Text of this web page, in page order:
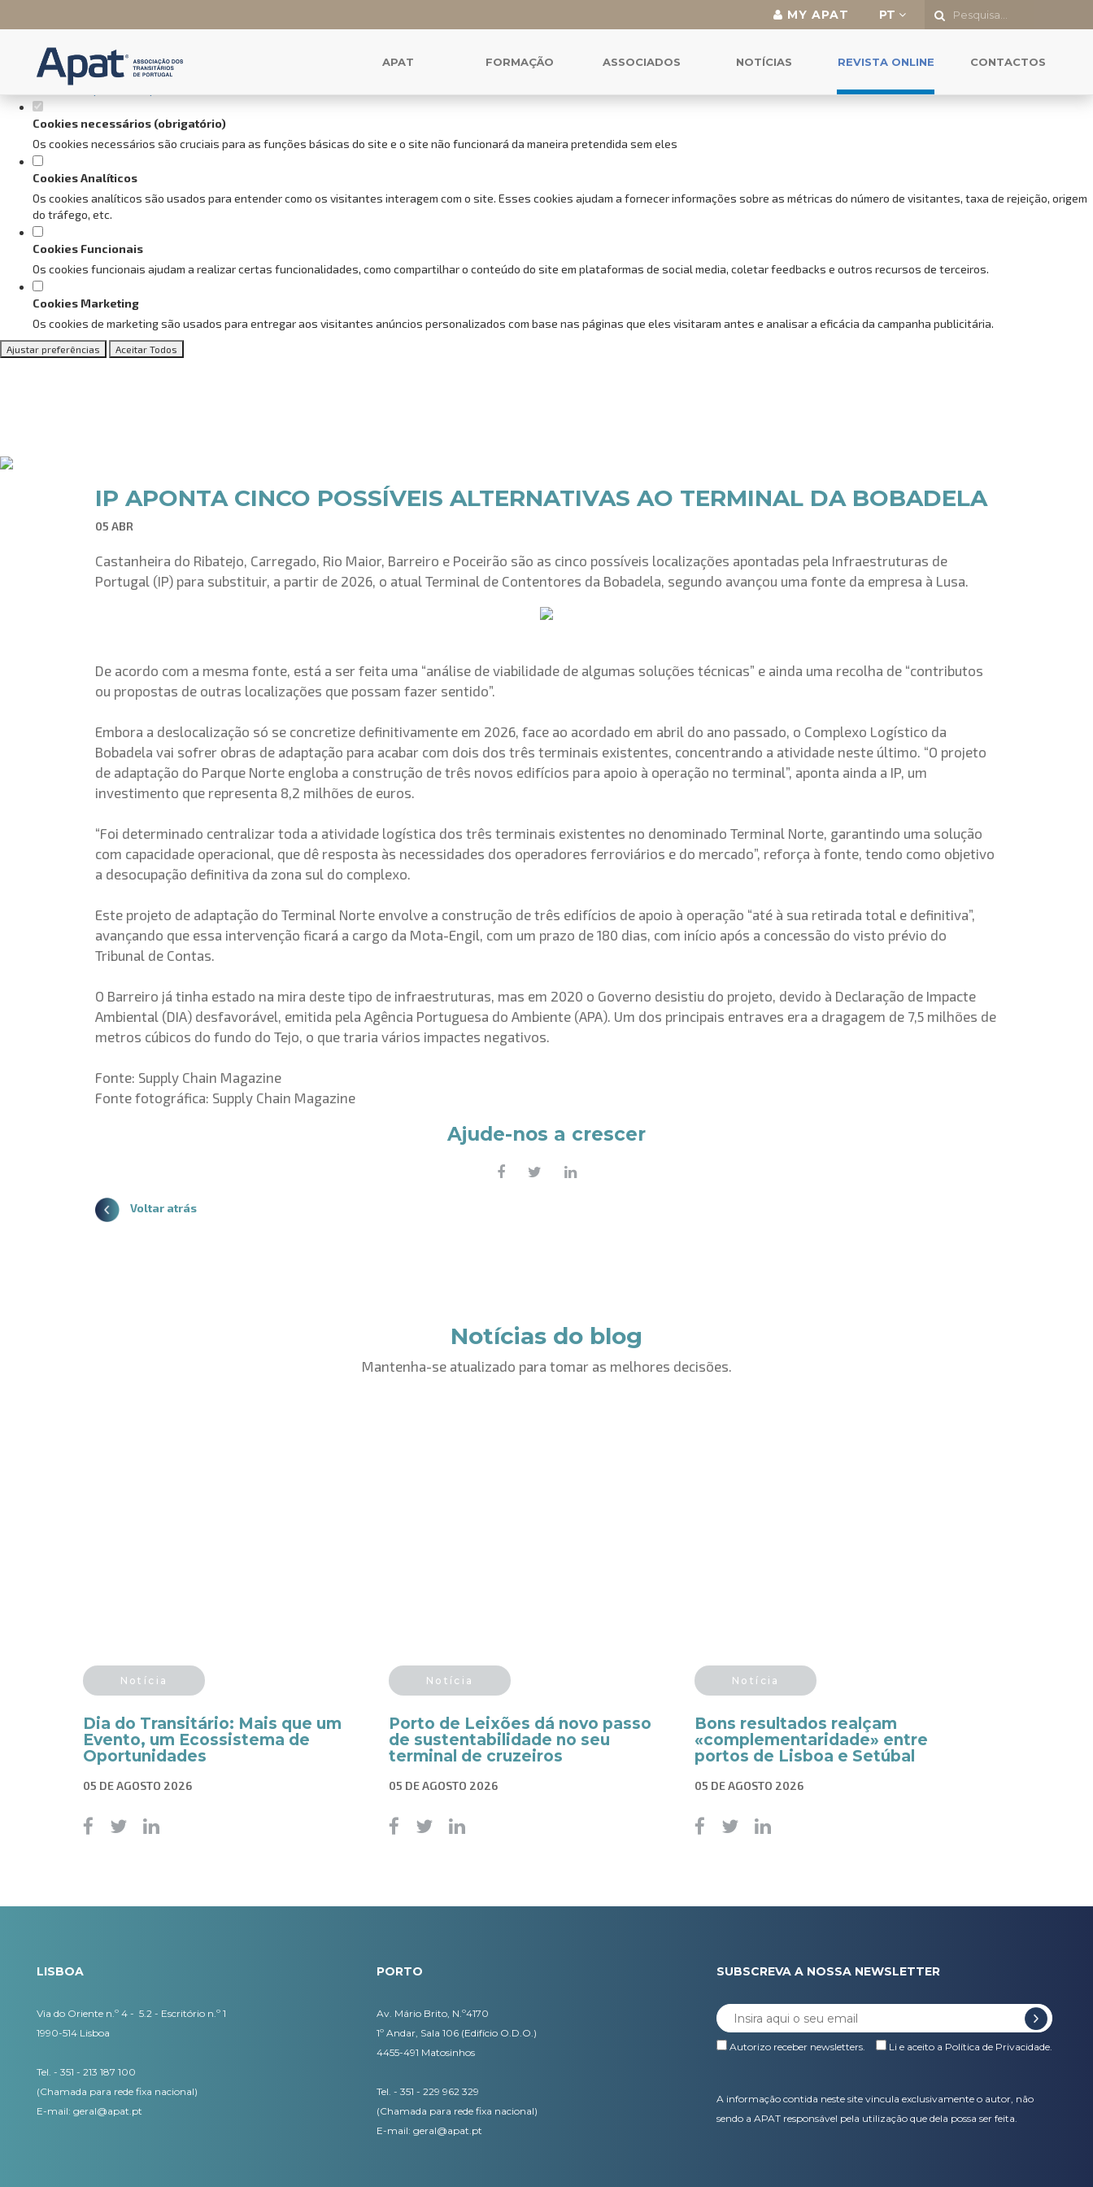
Defina as suas preferências de cookies para este website.
Este website utiliza cookies estritamente necessários, analíticos e funcionais, para lhe oferecer uma boa experiência de navegação e acesso a todas as funcionalidades.
Consulte a nossa
Cookies necessários (obrigatório)
Os cookies necessários são cruciais para as funções básicas do site e o site não funcionará da maneira pretendida sem eles
Cookies Analíticos
Os cookies analíticos são usados para entender como os visitantes interagem com o site. Esses cookies ajudam a fornecer informações sobre as métricas do número de visitantes, taxa de rejeição, origem
do tráfego, etc.
Cookies Funcionais
Os cookies funcionais ajudam a realizar certas funcionalidades, como compartilhar o conteúdo do site em plataformas de social media, coletar feedbacks e outros recursos de terceiros.
Cookies Marketing
Os cookies de marketing são usados para entregar aos visitantes anúncios personalizados com base nas páginas que eles visitaram antes e analisar a eficácia da campanha publicitária.
Ajustar preferências Aceitar Todos
MY APAT PT
APAT FORMAÇÃO ASSOCIADOS NOTÍCIAS REVISTA ONLINE CONTACTOS
IP APONTA CINCO POSSÍVEIS ALTERNATIVAS AO TERMINAL DA BOBADELA
05 ABR
Castanheira do Ribatejo, Carregado, Rio Maior, Barreiro e Poceirão são as cinco possíveis localizações apontadas pela Infraestruturas de
Portugal (IP) para substituir, a partir de 2026, o atual Terminal de Contentores da Bobadela, segundo avançou uma fonte da empresa à Lusa.
De acordo com a mesma fonte, está a ser feita uma “análise de viabilidade de algumas soluções técnicas” e ainda uma recolha de “contributos
ou propostas de outras localizações que possam fazer sentido”.
Embora a deslocalização só se concretize definitivamente em 2026, face ao acordado em abril do ano passado, o Complexo Logístico da
Bobadela vai sofrer obras de adaptação para acabar com dois dos três terminais existentes, concentrando a atividade neste último. “O projeto
de adaptação do Parque Norte engloba a construção de três novos edifícios para apoio à operação no terminal”, aponta ainda a IP, um
investimento que representa 8,2 milhões de euros.
“Foi determinado centralizar toda a atividade logística dos três terminais existentes no denominado Terminal Norte, garantindo uma solução
com capacidade operacional, que dê resposta às necessidades dos operadores ferroviários e do mercado”, reforça à fonte, tendo como objetivo
a desocupação definitiva da zona sul do complexo.
Este projeto de adaptação do Terminal Norte envolve a construção de três edifícios de apoio à operação “até à sua retirada total e definitiva”,
avançando que essa intervenção ficará a cargo da Mota-Engil, com um prazo de 180 dias, com início após a concessão do visto prévio do
Tribunal de Contas.
O Barreiro já tinha estado na mira deste tipo de infraestruturas, mas em 2020 o Governo desistiu do projeto, devido à Declaração de Impacte
Ambiental (DIA) desfavorável, emitida pela Agência Portuguesa do Ambiente (APA). Um dos principais entraves era a dragagem de 7,5 milhões de
metros cúbicos do fundo do Tejo, o que traria vários impactes negativos.
Fonte: Supply Chain Magazine
Fonte fotográfica: Supply Chain Magazine
Ajude-nos a crescer
Voltar atrás
Notícias do blog
Mantenha-se atualizado para tomar as melhores decisões.
Notícia
Dia do Transitário: Mais que um
Evento, um Ecossistema de
Oportunidades
05 DE AGOSTO 2026
Notícia
Porto de Leixões dá novo passo
de sustentabilidade no seu
terminal de cruzeiros
05 DE AGOSTO 2026
Notícia
Bons resultados realçam
«complementaridade» entre
portos de Lisboa e Setúbal
05 DE AGOSTO 2026
LISBOA
Via do Oriente n.º 4 - 5.2 - Escritório n.º 1
1990-514 Lisboa
Tel. - 351 - 213 187 100
(Chamada para rede fixa nacional)
E-mail: geral@apat.pt
PORTO
Av. Mário Brito, N.º4170
1º Andar, Sala 106 (Edifício O.D.O.)
4455-491 Matosinhos
Tel. - 351 - 229 962 329
(Chamada para rede fixa nacional)
E-mail: geral@apat.pt
SUBSCREVA A NOSSA NEWSLETTER
Autorizo receber newsletters. Li e aceito a Política de Privacidade.
A informação contida neste site vincula exclusivamente o autor, não
sendo a APAT responsável pela utilização que dela possa ser feita.